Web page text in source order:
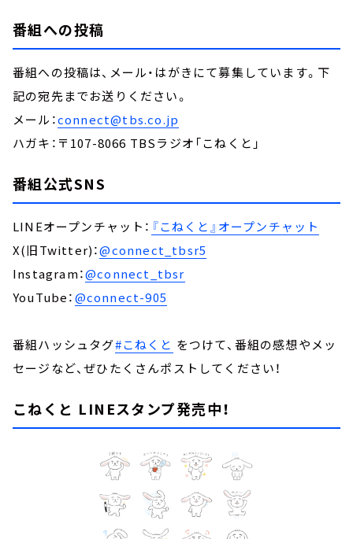
番組への投稿
番組への投稿は、メール・はがきにて募集しています。下
記の宛先までお送りください。
メール：connect@tbs.co.jp
ハガキ：〒107-8066 TBSラジオ「こねくと」
番組公式SNS
LINEオープンチャット： 『こねくと』オープンチャット
X(旧Twitter)：@connect_tbsr5
Instagram：@connect_tbsr
YouTube：@connect-905
番組ハッシュタグ#こねくと をつけて、番組の感想やメッ
セージなど、ぜひたくさんポストしてください！
こねくと LINEスタンプ発売中！